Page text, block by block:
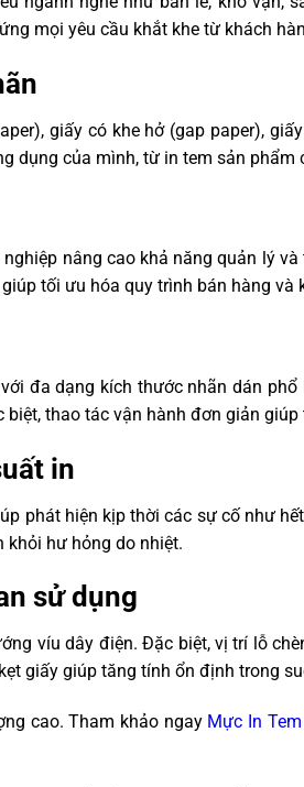
mọi yêu cầu khắt khe từ khách
giấy có khe hở (gap paper),
dụng của mình, từ in tem sản
nâng cao khả năng quản lý
tối ưu hóa quy trình bán hàng và
đa dạng kích thước nhãn dán
thao tác vận hành đơn giản
in
phát hiện kịp thời các sự cố như
khỏi hư hỏng do nhiệt.
sử dụng
víu dây điện. Đặc biệt, vị trí lỗ
giấy giúp tăng tính ổn định trong
cao. Tham khảo ngay Mực In